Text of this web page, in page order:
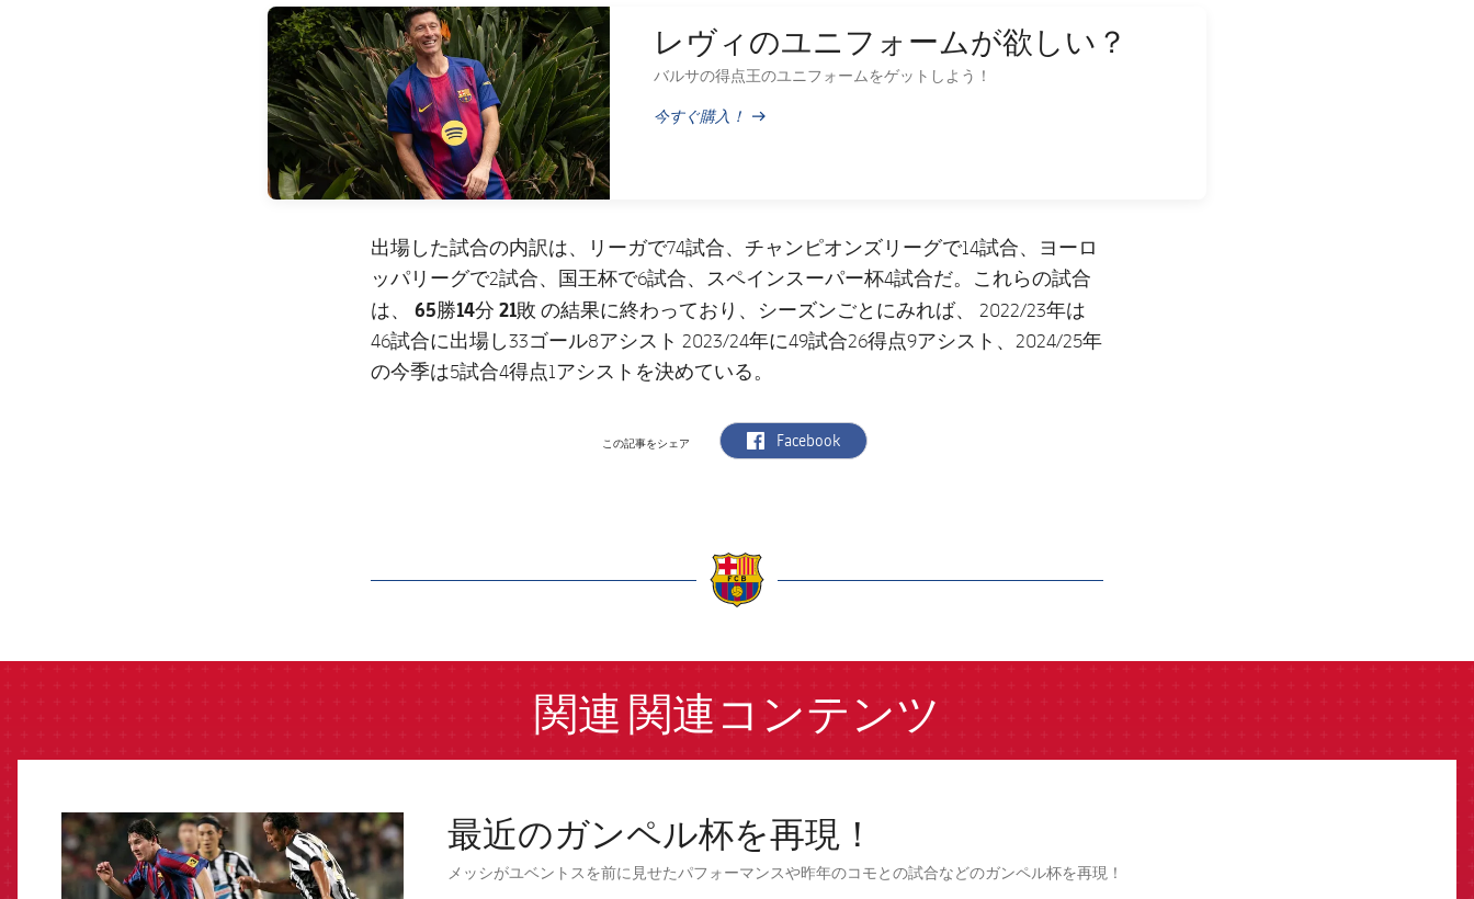
FC Barcelona club badge
レヴィのユニフォームが欲しい？
バルサの得点王のユニフォームをゲットしよう！
今すぐ購入！
PUBLISHED NEWS
出場した試合の内訳は、リーガで74試合、チャンピオンズリーグで14試合、ヨーロ
ッパリーグで2試合、国王杯で6試合、スペインスーパー杯4試合だ。これらの試合
は、
65勝14分 21敗 の結果に終わっており、シーズンごとにみれば、 2022/23年は
46試合に出場し33ゴール8アシスト 2023/24年に49試合26得点9アシスト、2024/25年
の今季は5試合4得点1アシストを決めている。
この記事をシェア label.aria.facebook
Facebook
関連 関連コンテンツ
FCB Barcelona badge 最近のガンペル杯を再現！
メッシがユベントスを前に見せたパフォーマンスや昨年のコモとの試合などのガンペル杯を再現！